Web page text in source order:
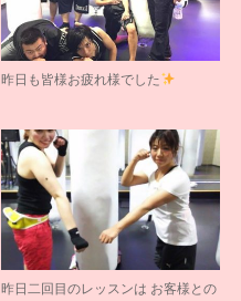
昨日も皆様お疲れ様でした
昨日二回目のレッスンは お客様との